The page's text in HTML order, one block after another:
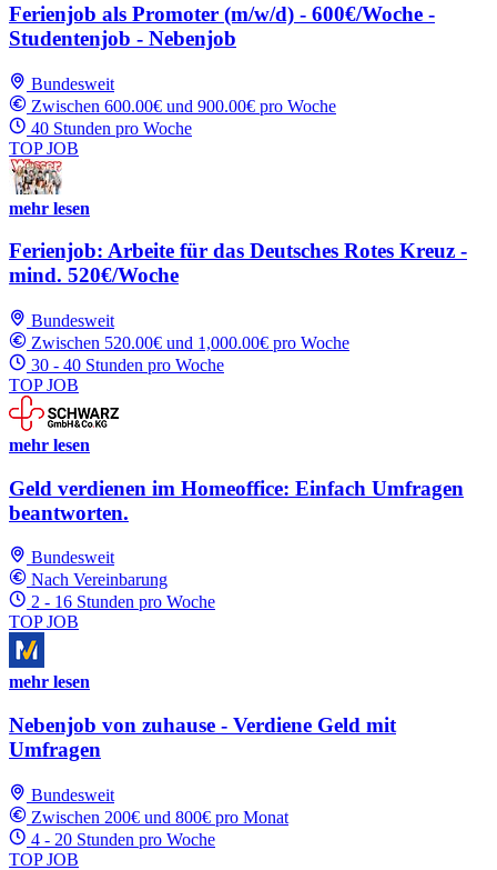
Ferienjob als Promoter (m/w/d) - 600€/Woche -
Studentenjob - Nebenjob
Bundesweit
Zwischen 600.00€ und 900.00€ pro Woche
40 Stunden pro Woche
TOP JOB
mehr lesen
Ferienjob: Arbeite für das Deutsches Rotes Kreuz -
mind. 520€/Woche
Bundesweit
Zwischen 520.00€ und 1,000.00€ pro Woche
30 - 40 Stunden pro Woche
TOP JOB
mehr lesen
Geld verdienen im Homeoffice: Einfach Umfragen
beantworten.
Bundesweit
Nach Vereinbarung
2 - 16 Stunden pro Woche
TOP JOB
mehr lesen
Nebenjob von zuhause - Verdiene Geld mit
Umfragen
Bundesweit
Zwischen 200€ und 800€ pro Monat
4 - 20 Stunden pro Woche
TOP JOB